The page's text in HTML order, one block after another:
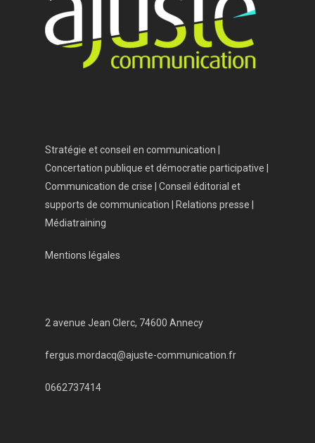
Stratégie et conseil en communication |
Concertation publique et démocratie participative |
Communication de crise | Conseil éditorial et
supports de communication | Relations presse |
Médiatraining
Mentions légales
2 avenue Jean Clerc, 74600 Annecy
fergus.mordacq@ajuste-communication.fr
0662737414